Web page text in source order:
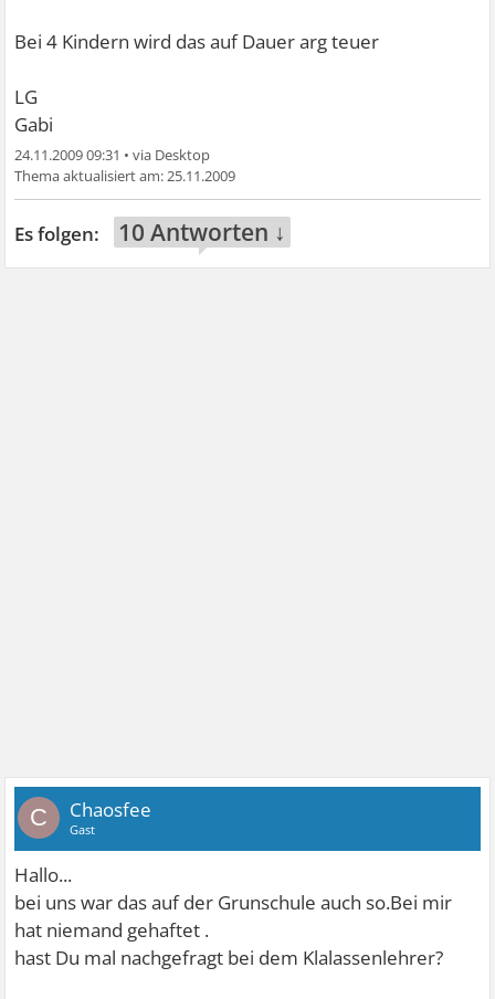
Bei 4 Kindern wird das auf Dauer arg teuer
LG
Gabi
24.11.2009 09:31 •
25.11.2009
10 Antworten ↓
C Chaosfee
Gast
Hallo...
bei uns war das auf der Grunschule auch so.Bei mir
hat niemand gehaftet .
hast Du mal nachgefragt bei dem Klalassenlehrer?